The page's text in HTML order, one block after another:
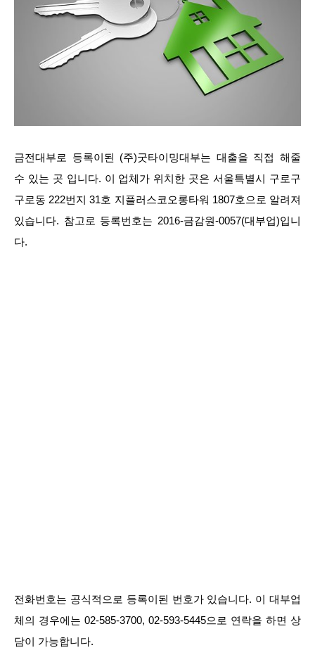
금전대부로 등록이된 (주)굿타이밍대부는 대출을 직접 해줄
수 있는 곳 입니다. 이 업체가 위치한 곳은 서울특별시 구로구
구로동 222번지 31호 지플러스코오롱타워 1807호으로 알려져
있습니다. 참고로 등록번호는 2016-금감원-0057(대부업)입니
다.
전화번호는 공식적으로 등록이된 번호가 있습니다. 이 대부업
체의 경우에는 02-585-3700, 02-593-5445으로 연락을 하면 상
담이 가능합니다.